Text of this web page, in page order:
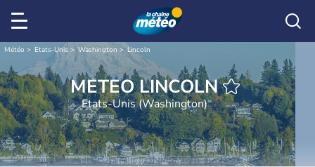
Météo Etats-Unis Washington Lincoln
METEO LINCOLN
Etats-Unis (Washington)